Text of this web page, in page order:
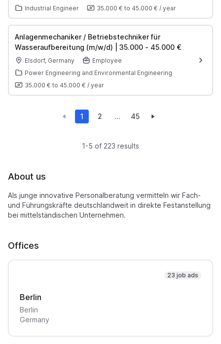
Industrial Engineer
35.000 € to 45.000 € / year
Anlagenmechaniker / Betriebstechniker für
Wasseraufbereitung (m/w/d) | 35.000 - 45.000 €
Elsdorf, Germany
Employee
Power Engineering and Environmental Engineering
35.000 € to 45.000 € / year
1 2 ... 45
1-5 of 223 results
About us
Als junge innovative Personalberatung vermitteln wir Fach-
und Führungskräfte deutschlandweit in direkte Festanstellung
bei mittelständischen Unternehmen.
Offices
23 job ads
Berlin
Berlin
Germany